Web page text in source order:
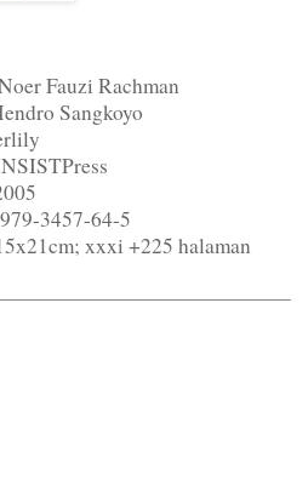
Rachman
Sangkoyo
64-5
xxxi +225 halaman